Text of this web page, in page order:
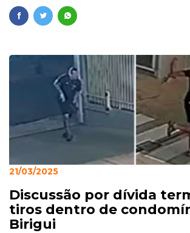
21/03/2025
Discussão por dívida
tiros dentro de
Birigui